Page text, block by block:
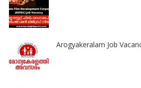
Arogyakeralam Job